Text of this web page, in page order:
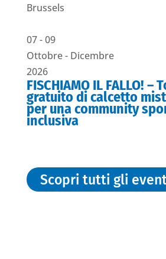
Brussels
07- 09
Ottobre- Dicembre
2026
FISCHIAMO IL FALLO! –
gratuito di calcetto
per una community
inclusiva
Scopri tutti gli